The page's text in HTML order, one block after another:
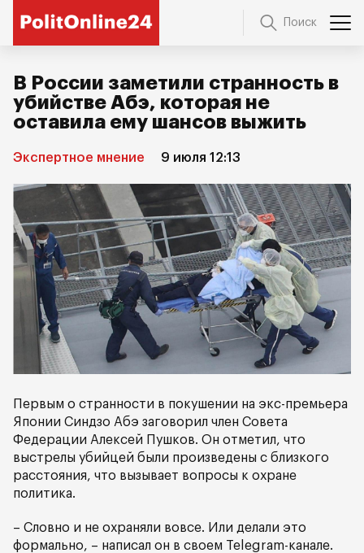
Поиск
В России заметили странность в
убийстве Абэ, которая не
оставила ему шансов выжить
Экспертное мнение 9 июля 12:13
Первым о странности в покушении на экс-премьера
Японии Синдзо Абэ заговорил член Совета
Федерации Алексей Пушков. Он отметил, что
выстрелы убийцей были произведены с близкого
расстояния, что вызывает вопросы к охране
политика.
– Словно и не охраняли вовсе. Или делали это
формально, – написал он в своем Telegram-канале.